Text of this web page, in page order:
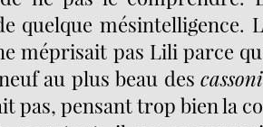
quelque mésintelligence.
méprisait pas Lili parce
au plus beau descassoni
pas, pensant trop bien la